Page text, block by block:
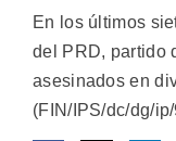
En los últimos
del PRD, partido
asesinados en
(FIN/IPS/dc/dg/